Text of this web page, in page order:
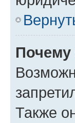
Почему
Также